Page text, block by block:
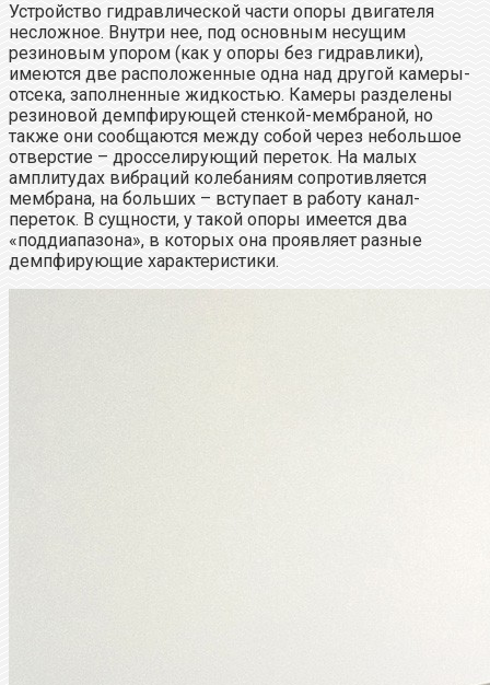
Устройство гидравлической части опоры двигателя
несложное. Внутри нее, под основным несущим
резиновым упором (как у опоры без гидравлики),
имеются две расположенные одна над другой камеры-
отсека, заполненные жидкостью. Камеры разделены
резиновой демпфирующей стенкой-мембраной, но
также они сообщаются между собой через небольшое
отверстие – дросселирующий переток. На малых
амплитудах вибраций колебаниям сопротивляется
мембрана, на больших – вступает в работу канал-
переток. В сущности, у такой опоры имеется два
«поддиапазона», в которых она проявляет разные
демпфирующие характеристики.